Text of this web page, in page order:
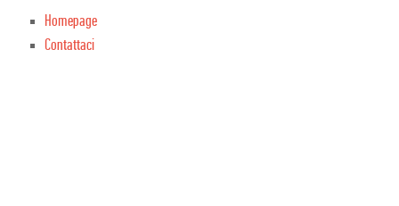
Homepage
Contattaci